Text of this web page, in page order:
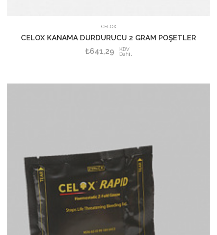
CELOX
CELOX KANAMA DURDURUCU 2 GRAM POŞETLER
₺641,29 KDV
Dahil